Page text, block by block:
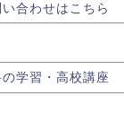
い合わせはこちら
学習・高校講座